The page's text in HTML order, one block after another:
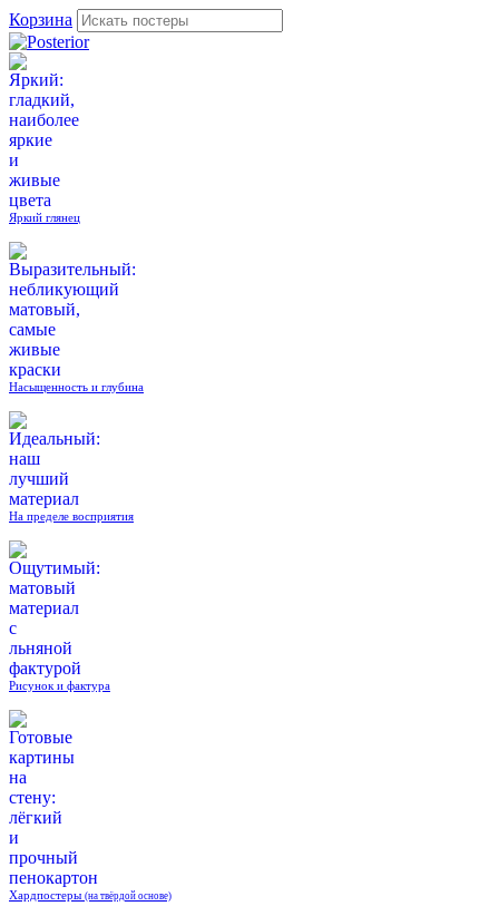
Корзина
Яркий глянец
Насыщенность и глубина
На пределе восприятия
Рисунок и фактура
Хардпостеры (на твёрдой основе)